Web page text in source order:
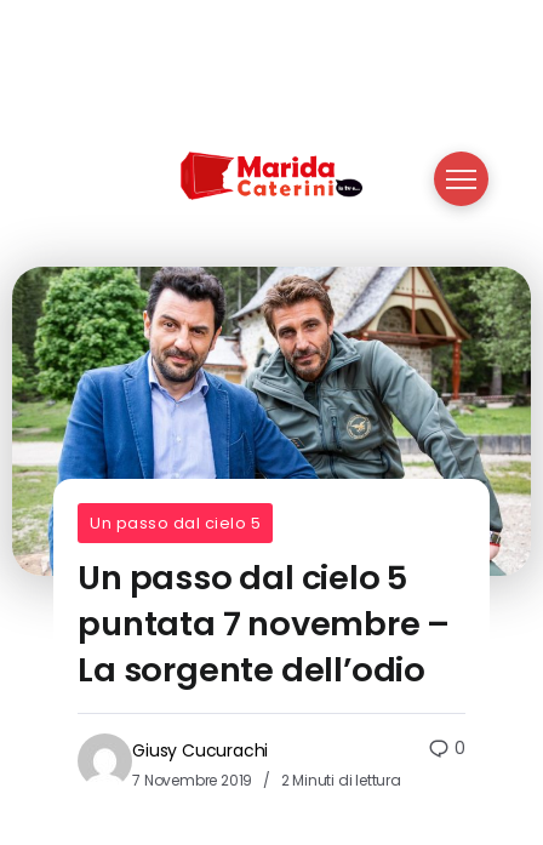
Un passo dal cielo 5
Un passo dal cielo 5
puntata 7 novembre –
La sorgente dell’odio
Giusy Cucurachi
7 Novembre 2019 2 Minuti di lettura
0